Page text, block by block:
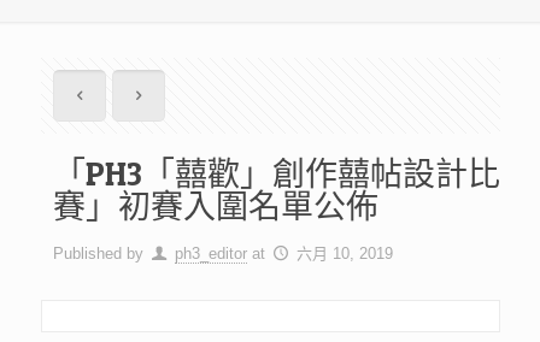
「PH3「囍歡」創作囍帖設計比
賽」初賽入圍名單公佈
Published by ph3_editor at 六月 10, 2019